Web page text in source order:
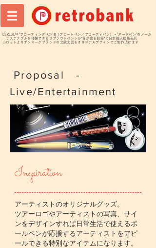
ESKESEN "フローティングペン"®️（フロートペン／フローティペン）・"ヌードペン"のメーカ
サステナブルを体験できるスプラウトペンシル”芽が出る鉛筆”の日本輸入総販売店
小ロットよりデンマークブランドの北欧文具をオリジナルデザインでご制作頂けます
Proposal -
Live/Entertainment
​Inspiration
アーティストのオリジナルグッズ。
ツアーロゴやアーティストの写真、サイ
ンをデザインすれば日常生活で使えるボ
ールペンが応援するアーティストをアピ
ールできる特別なアイテムになります。